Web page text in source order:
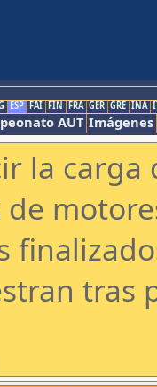
ESP FAI FIN FRA GER GRE INA
AUT Imágenes
la
tras